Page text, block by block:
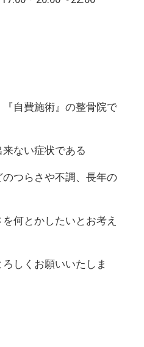
自費施術』の整骨院で
ない症状である
つらさや不調、長年の
何とかしたいとお考え
しくお願いいたしま